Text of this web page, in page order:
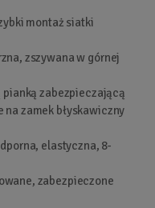
montaż siatki
zszywana w górnej
pianką zabezpieczającą
na zamek błyskawiczny
elastyczna, 8-
zabezpieczone